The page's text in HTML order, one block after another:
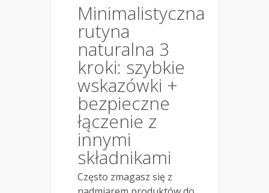
Minimalistyczna
rutyna
naturalna 3
kroki: szybkie
wskazówki +
bezpieczne
łączenie z
innymi
składnikami
Często zmagasz się z